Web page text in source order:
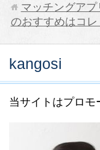
マッチングア
のおすすめはコレ
kangosi
当サイトはプロモ